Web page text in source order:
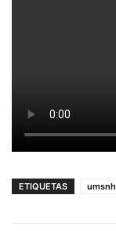
ETIQUETAS umsnh